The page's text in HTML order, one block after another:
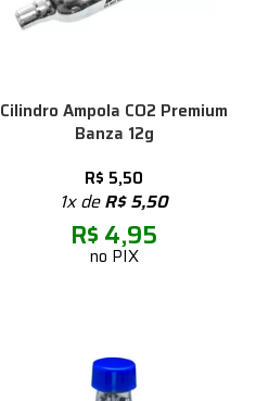
Cilindro Ampola CO2 Premium
Banza 12g
R$ 5,50
1x deR$5,50
R$ 4,95
no PIX